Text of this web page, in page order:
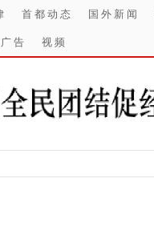
首都动态 国外新闻
广告 视频